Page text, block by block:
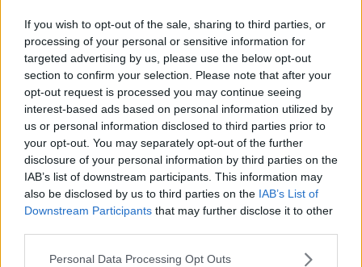
If you wish to opt-out of the sale, sharing to third parties, or
processing of your personal or sensitive information for
targeted advertising by us, please use the below opt-out
section to confirm your selection. Please note that after your
opt-out request is processed you may continue seeing
interest-based ads based on personal information utilized by
us or personal information disclosed to third parties prior to
your opt-out. You may separately opt-out of the further
disclosure of your personal information by third parties on the
IAB’s list of downstream participants. This information may
also be disclosed by us to third parties on the IAB’s List of
Downstream Participants that may further disclose it to other
Please note that this website/app uses one or more Google
Personal Data Processing Opt Outs
Fler än 5 000 skarvar kvar att skjuta –
nu jagar jägarna fler jägare
NYHETER 05 augusti 2026 10.00
SMHI:S VARNING: Kraftig åska med
skyfallsliknande regn i dag
NYHETER 05 augusti 2026 06.35